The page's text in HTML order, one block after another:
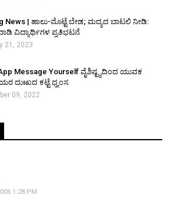
News | ಹಾಲು-ಮೊಟ್ಟೆ ಬೇಡ; ಮದ್ಯದ ಬಾಟಲಿ ನೀಡಿ:
ವಿದ್ಯಾರ್ಥಿಗಳ ಪ್ರತಿಭಟನೆ
21, 2023
Message Yourself ವೈಶಿಷ್ಟ್ಯದಿಂದ ಯುವಕ
ದುಃಖದ ಕಟ್ಟೆ ಧ್ವಂಸ
09, 2022
1:28 PM